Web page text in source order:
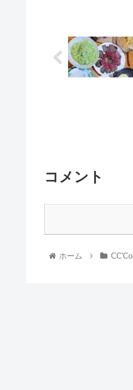
コメント
ホーム